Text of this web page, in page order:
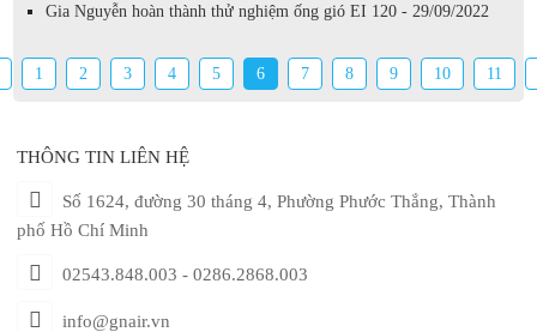
Gia Nguyễn hoàn thành thử nghiệm ống gió EI 120 - 29/09/2022
1 2 3 4 5 6 7 8 9 10 11
THÔNG TIN LIÊN HỆ
Số 1624, đường 30 tháng 4, Phường Phước Thắng, Thành
phố Hồ Chí Minh
02543.848.003 - 0286.2868.003
info@gnair.vn